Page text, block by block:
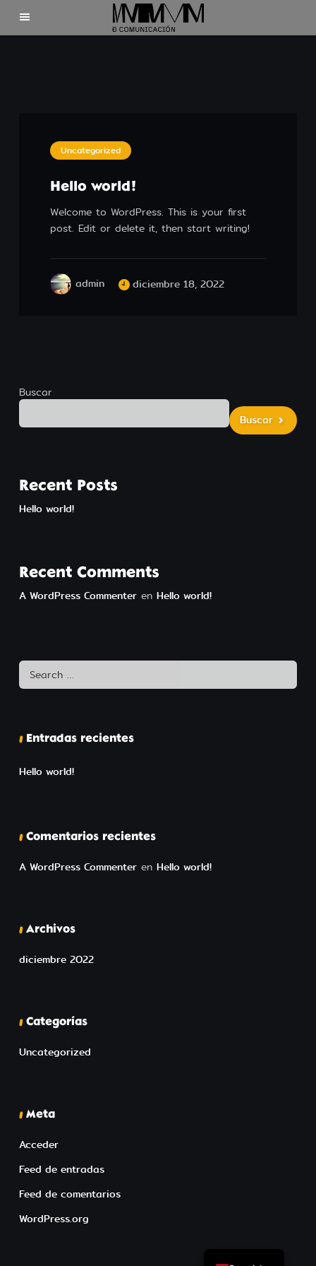
Uncategorized
Hello world!
Welcome to WordPress. This is your first
post. Edit or delete it, then start writing!
admin diciembre 18, 2022
Buscar
Buscar
Buscar
Recent Posts
Hello world!
Recent Comments
A WordPress Commenteren Hello world!
Entradas recientes
Hello world!
Comentarios recientes
A WordPress Commenteren Hello world!
Archivos
diciembre 2022
Categorías
Uncategorized
Meta
Acceder
Feed de entradas
Feed de comentarios
WordPress.org
Nosotros
Contacto
©2025 Mdecomunicación